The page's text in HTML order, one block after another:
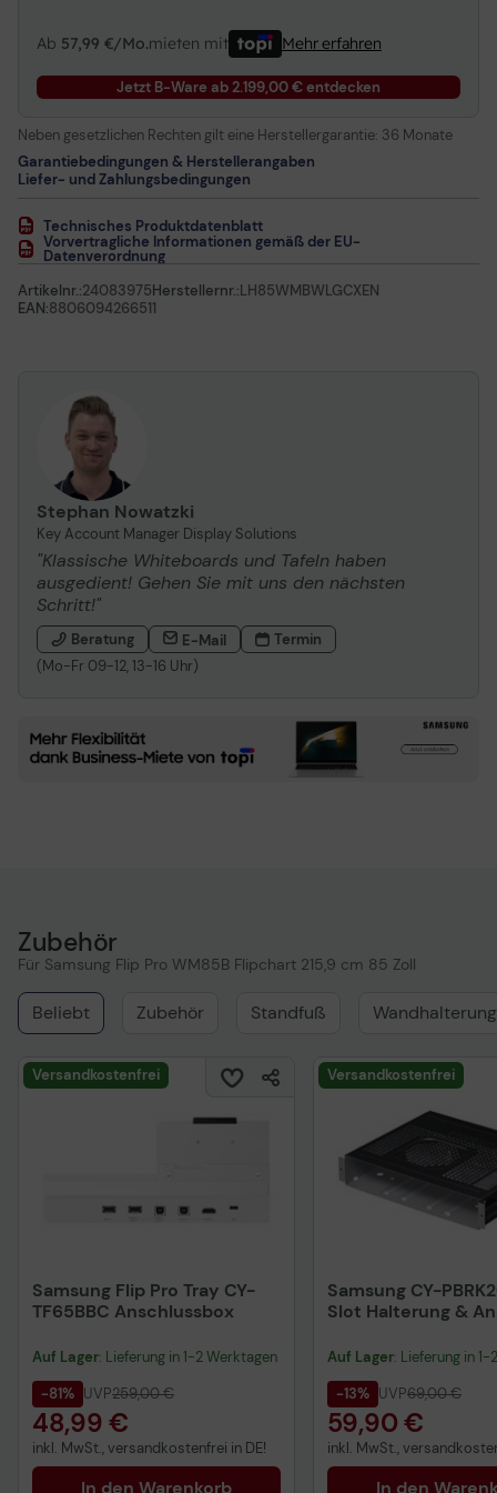
Ab 57,99 €/Mo.mieten mit Mehr erfahren
Jetzt B-Ware ab 2.199,00 € entdecken
Neben gesetzlichen Rechten gilt eine Herstellergarantie: 36 Monate
Garantiebedingungen & Herstellerangaben
Liefer- und Zahlungsbedingungen
Technisches Produktdatenblatt
Vorvertragliche Informationen gemäß der EU-
Datenverordnung
Artikelnr.:24083975Herstellernr.:LH85WMBWLGCXEN
EAN:8806094266511
Stephan Nowatzki
Key Account Manager Display Solutions
"Klassische Whiteboards und Tafeln haben
ausgedient! Gehen Sie mit uns den nächsten
Schritt!"
Beratung E-Mail
Termin
(Mo-Fr 09-12, 13-16 Uhr)
Zubehör
Für Samsung Flip Pro WM85B Flipchart 215,9 cm 85 Zoll
Beliebt Zubehör Standfuß Wandhalterung
Versandkostenfrei
Samsung Flip Pro Tray CY-
TF65BBC Anschlussbox
Auf Lager: Lieferung in 1-2 Werktagen
-81% UVP259,00 €
48,99 €
inkl. MwSt., versandkostenfrei in DE!
In den Warenkorb
Versandkostenfrei
Samsung CY-
Slot Halterung &
Auf Lager: Lieferung in
-13% UVP69,00 €
59,90 €
inkl. MwSt.,
In den